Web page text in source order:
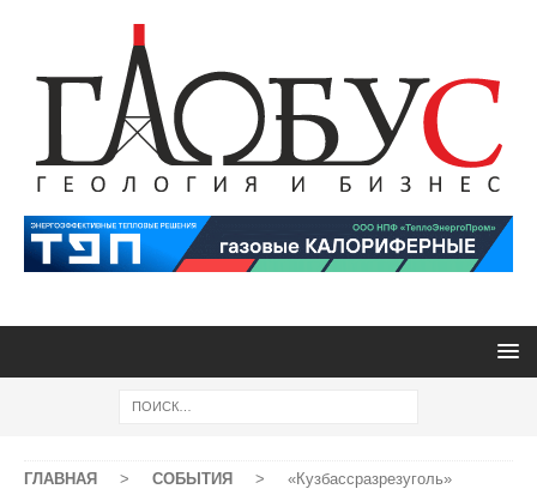
ГЛАВНАЯ > СОБЫТИЯ >
«Кузбассразрезуголь»